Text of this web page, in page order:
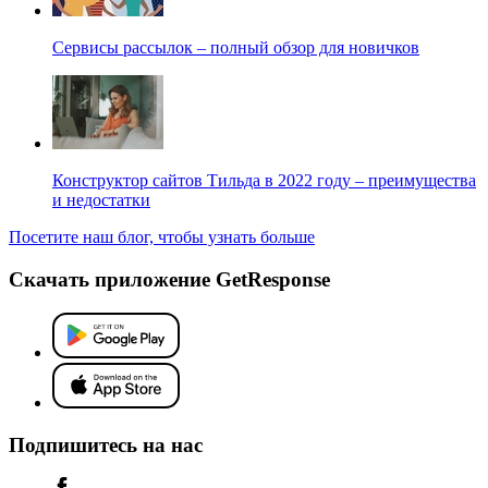
Сервисы рассылок – полный обзор для новичков
Конструктор сайтов Тильда в 2022 году – преимущества
и недостатки
Посетите наш блог, чтобы узнать больше
Скачать приложение GetResponse
Подпишитесь на нас